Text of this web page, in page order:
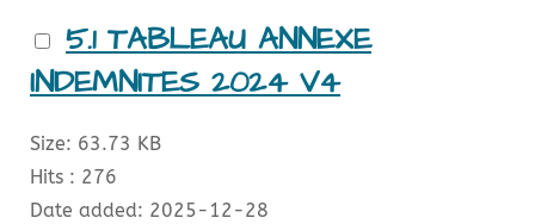
5.1 TABLEAU ANNEXE
INDEMNITES 2024 V4
Size: 63.73 KB
Hits : 276
Date added: 2025-12-28